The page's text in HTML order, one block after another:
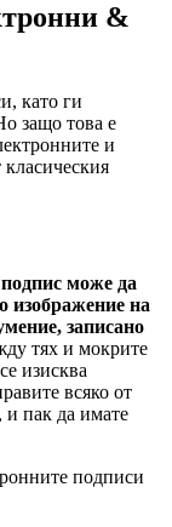
&
като ги
защо това е
и
може да
изображение на
записано
тях и мокрите
изисква
всяко от
и пак да имате
подписи